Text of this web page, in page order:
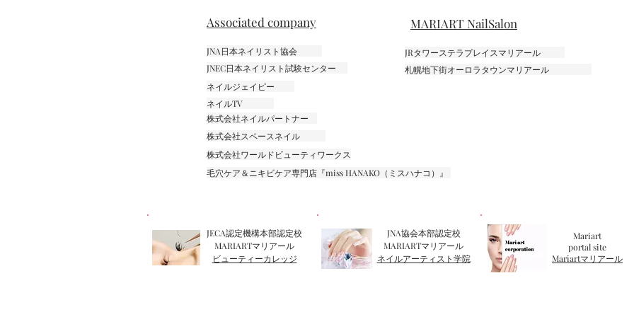
Associated company
JNA日本ネイリスト協会
JNEC日本ネイリスト試験センター
ネイルジェイピー
MARIART NailSalon
JRタワーステラプレイスマリアール
札幌地下街オーロラタウンマリアール
ネイルTV
株式会社ネイルパートナー
株式会社スペースネイル
株式会社ワールドビューティワークス
毛穴ケア＆ニキビケア専門店『miss HANAKO（ミスハナコ）』
JECA認定機構本部認定校
MARIARTマリアール
ビューティーカレッジ
JNA協会本部認定校
MARIARTマリアール
ネイルアーティスト学院
Mariart
portal site
Mariartマリアール